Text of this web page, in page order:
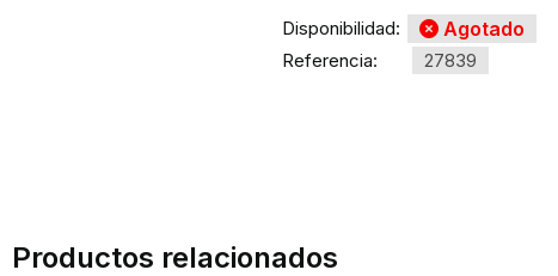
Disponibilidad: Agotado
Referencia: 27839
Productos relacionados